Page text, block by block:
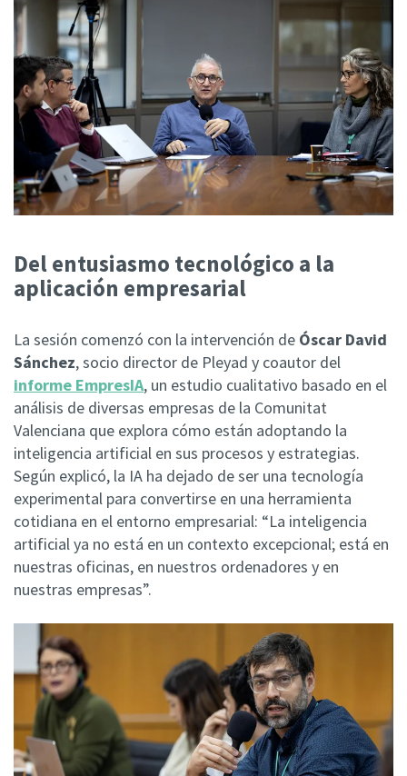
Del entusiasmo tecnológico a la
aplicación empresarial
La sesión comenzó con la intervención de Óscar David
Sánchez, socio director de Pleyad y coautor del
informe EmpresIA, un estudio cualitativo basado en el
análisis de diversas empresas de la Comunitat
Valenciana que explora cómo están adoptando la
inteligencia artificial en sus procesos y estrategias.
Según explicó, la IA ha dejado de ser una tecnología
experimental para convertirse en una herramienta
cotidiana en el entorno empresarial: “La inteligencia
artificial ya no está en un contexto excepcional; está en
nuestras oficinas, en nuestros ordenadores y en
nuestras empresas”.